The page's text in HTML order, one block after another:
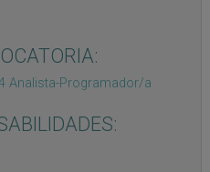
Analista-Programador/a